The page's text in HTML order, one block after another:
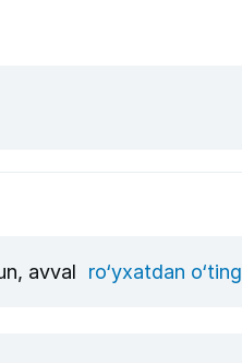
avval ro‘yxatdan o‘ting